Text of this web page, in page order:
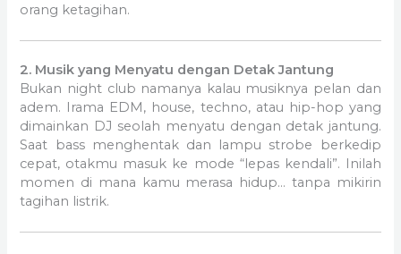
orang ketagihan.
2. Musik yang Menyatu dengan Detak Jantung
Bukan night club namanya kalau musiknya pelan dan
adem. Irama EDM, house, techno, atau hip-hop yang
dimainkan DJ seolah menyatu dengan detak jantung.
Saat bass menghentak dan lampu strobe berkedip
cepat, otakmu masuk ke mode “lepas kendali”. Inilah
momen di mana kamu merasa hidup… tanpa mikirin
tagihan listrik.